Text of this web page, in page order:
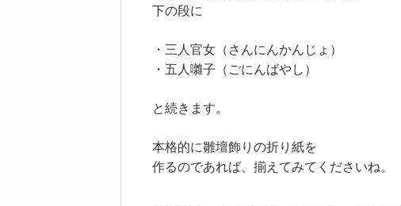
下の段に
・三人官女（さんにんかんじょ）
・五人囃子（ごにんばやし）
と続きます。
本格的に雛壇飾りの折り紙を
作るのであれば、揃えてみてくださいね。